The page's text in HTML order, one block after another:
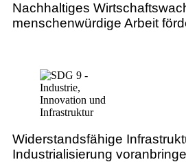
Nachhaltiges
menschenwürdige Arbeit
Widerstandsfähige
Industrialisierung